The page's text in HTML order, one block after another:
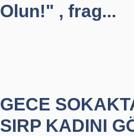
Olun!" , frag...
GECE
SIRP KADINI